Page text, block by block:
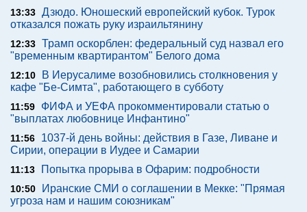
13:33 Дзюдо. Юношеский европейский кубок. Турок
отказался пожать руку израильтянину
12:33 Трамп оскорблен: федеральный суд назвал его
"временным квартирантом" Белого дома
12:10
В Иерусалиме возобновились столкновения у
кафе "Бе-Симта", работающего в субботу
11:59
ФИФА и УЕФА прокомментировали статью о
"выплатах любовнице Инфантино"
11:56
1037-й день войны: действия в Газе, Ливане и
Сирии, операции в Иудее и Самарии
11:13 Попытка прорыва в Офарим: подробности
10:50
Иранские СМИ о соглашении в Мекке: "Прямая
угроза нам и нашим союзникам"